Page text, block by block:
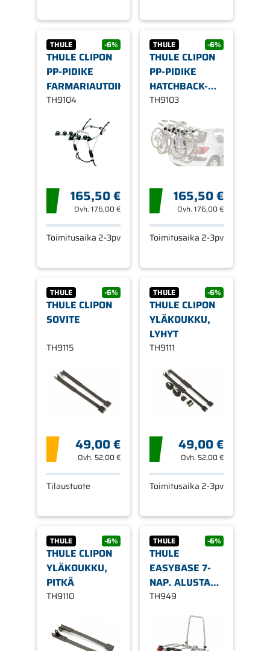
THULE -6%
THULE CLIPON
PP-PIDIKE
FARMARIAUTOIHIN
TH9104
165,50 €
Ovh. 176,00 €
Toimitusaika 2-3pv
THULE -6%
THULE CLIPON
PP-PIDIKE
HATCHBACK-
AUTOIHIN
TH9103
165,50 €
Ovh.176,00 €
Toimitusaika 2-3pv
THULE -6%
THULE CLIPON
SOVITE
TH9115
49,00 €
Ovh. 52,00 €
Tilaustuote
THULE -6%
THULE CLIPON
YLÄKOUKKU,
LYHYT
TH9111
49,00 €
Ovh. 52,00 €
Toimitusaika 2-3pv
THULE -6%
THULE CLIPON
YLÄKOUKKU,
PITKÄ
TH9110
THULE -6%
THULE
EASYBASE 7-
NAP. ALUSTA
VETOKOUKKUUN
TH949